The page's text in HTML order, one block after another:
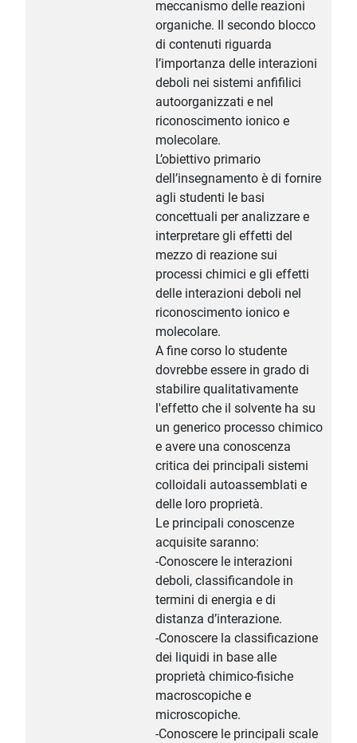
meccanismo delle reazioni
organiche. Il secondo blocco
di contenuti riguarda
l’importanza delle interazioni
deboli nei sistemi anfifilici
autoorganizzati e nel
riconoscimento ionico e
molecolare.
L’obiettivo primario
dell’insegnamento è di fornire
agli studenti le basi
concettuali per analizzare e
interpretare gli effetti del
mezzo di reazione sui
processi chimici e gli effetti
delle interazioni deboli nel
riconoscimento ionico e
molecolare.
A fine corso lo studente
dovrebbe essere in grado di
stabilire qualitativamente
l'effetto che il solvente ha su
un generico processo chimico
e avere una conoscenza
critica dei principali sistemi
colloidali autoassemblati e
delle loro proprietà.
Le principali conoscenze
acquisite saranno:
-Conoscere le interazioni
deboli, classificandole in
termini di energia e di
distanza d’interazione.
-Conoscere la classificazione
dei liquidi in base alle
proprietà chimico-fisiche
macroscopiche e
microscopiche.
-Conoscere le principali scale